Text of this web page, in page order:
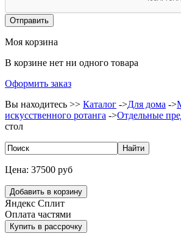
Моя корзина
В корзине нет ни одного товара
Оформить заказ
Вы находитесь >> Каталог ->Для дома ->
искусственного ротанга ->Отдельные
стол
Цена: 37500 руб
Яндекс Сплит
Оплата частями